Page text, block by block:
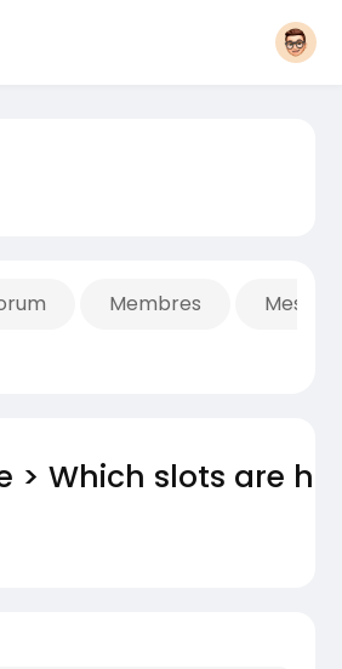
Membres Mes fils
> Which slots are